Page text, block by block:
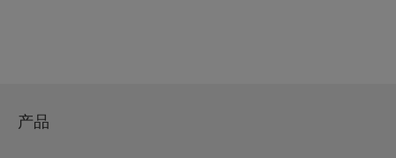
产品